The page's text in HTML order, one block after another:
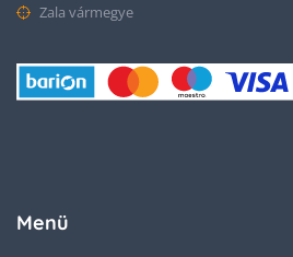
Zala vármegye
Menü